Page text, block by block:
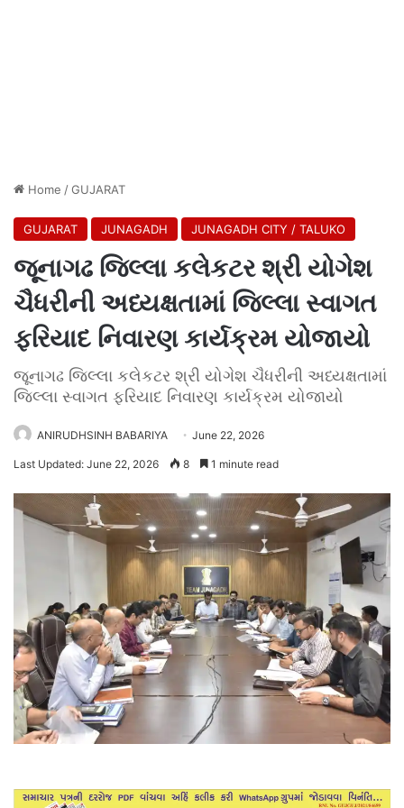
Home /GUJARAT
GUJARAT JUNAGADH JUNAGADH CITY / TALUKO
જૂનાગઢ જિલ્લા કલેકટર શ્રી યોગેશ
ચૈધરીની અધ્યક્ષતામાં જિલ્લા સ્વાગત
ફરિયાદ નિવારણ કાર્યક્રમ યોજાયો
જૂનાગઢ જિલ્લા કલેકટર શ્રી યોગેશ ચૈધરીની અધ્યક્ષતામાં
જિલ્લા સ્વાગત ફરિયાદ નિવારણ કાર્યક્રમ યોજાયો
ANIRUDHSINH BABARIYA June 22, 2026
Last Updated: June 22, 2026 8 1 minute read